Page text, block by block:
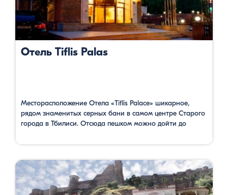
Отель Tiflis Palas
Месторасположение Отела «Tiflis Palace» шикарное,
рядом знаменитых серных бани в самом центре Старого
города в Тбилиси. Отсюда пешком можно дойти до
интересных мест для проведения времени. Ресторан
расположен на крыше и имеет …